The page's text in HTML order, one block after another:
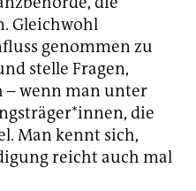
Gleichwohl
genommen zu
stelle Fragen,
– wenn man unter
die
Man kennt sich,
reicht auch mal